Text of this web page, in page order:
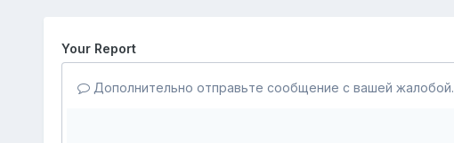
Your Report
Дополнительно отправьте сообщение с вашей жалобой.